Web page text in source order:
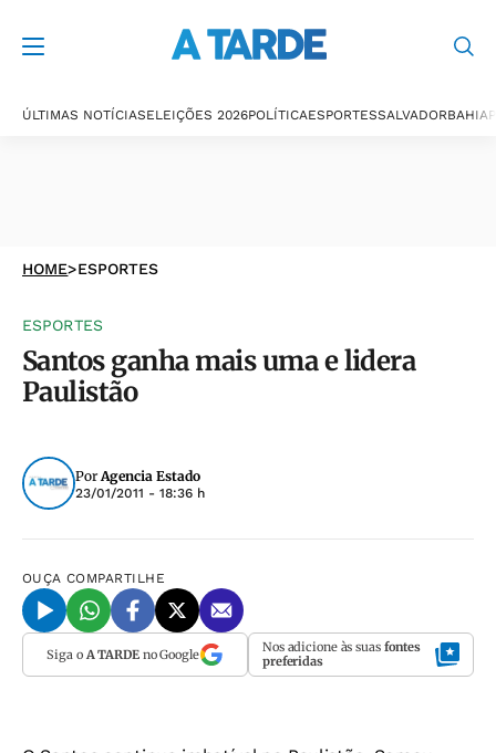
ÚLTIMAS NOTÍCIASELEIÇÕES 2026POLÍTICAESPORTESSALVADORBAHIA
HOME>ESPORTES
ESPORTES
Santos ganha mais uma e lidera
Paulistão
PorAgencia Estado
23/01/2011 - 18:36 h
OUÇA COMPARTILHE
Siga o A TARDEno Google Nos adicione às suas fontes
preferidas